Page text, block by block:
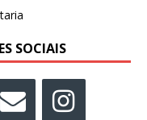
SOCIAIS